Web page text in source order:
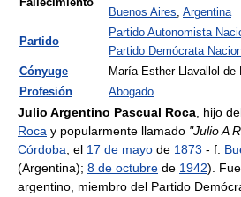
Fallecimiento
Buenos Aires, Argentina
Partido
Partido Autonomista
Partido Demócrata
Cónyuge
María Esther Llavallol de
Profesión
Abogado
Julio Argentino Pascual Roca , hijo
Roca y popularmente llamado "Julio A
Córdoba , el 17 de mayo de 1873 - f.
(Argentina); 8 de octubre de 1942).
argentino, miembro del Partido